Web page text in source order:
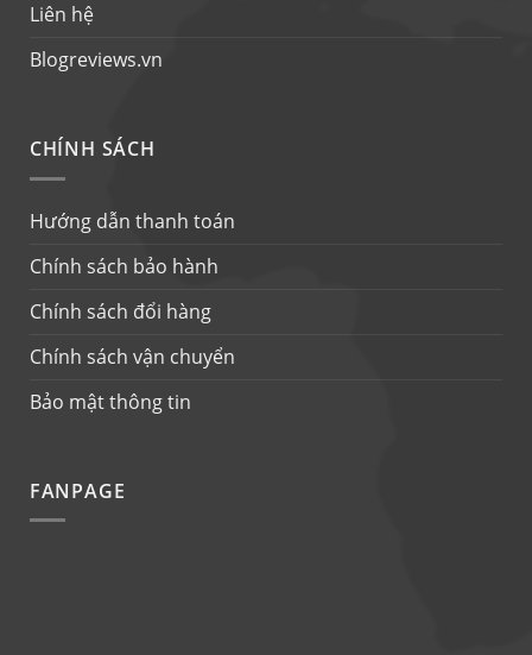
Liên hệ
Blogreviews.vn
CHÍNH SÁCH
Hướng dẫn thanh toán
Chính sách bảo hành
Chính sách đổi hàng
Chính sách vận chuyển
Bảo mật thông tin
FANPAGE